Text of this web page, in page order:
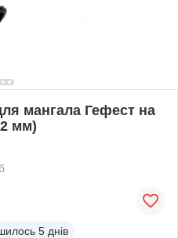
мангала Гефест на
мм)
5 днів